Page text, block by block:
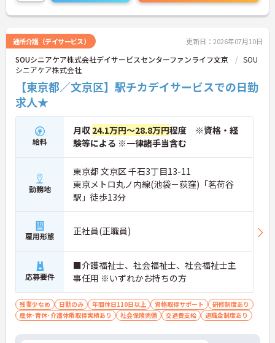
通所介護（デイサービス） 更新日：2026年07月10日
SOUシニアケア株式会社デイサービスセンターファンライフ文京
SOU
シニアケア株式会社
【東京都／文京区】駅チカデイサービスでの日勤
求人★
給料
月収 24.1万円～28.8万円程度 ※資格・経
験等による ※一律諸手当含む
勤務地
東京都 文京区 千石3丁目13-11
東京メトロ丸ノ内線(池袋－荻窪)「茗荷谷
駅」徒歩13分
雇用形態 正社員(正職員)
応募要件
■介護福祉士、社会福祉士、社会福祉士主
事任用 ※いずれかお持ちの方
残業少なめ 日勤のみ 年間休日110日以上 資格取得サポート
研修制度あり
産休･育休･介護休暇取得実績あり
社会保険完備 交通費支給 退職金制度あり